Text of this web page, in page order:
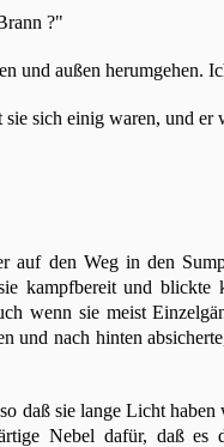
?"
und außen herumgehen.
sie sich einig waren, und
auf den Weg in den
kampfbereit und blickte
wenn sie meist
und nach hinten
daß sie lange Licht haben
Nebel dafür, daß es